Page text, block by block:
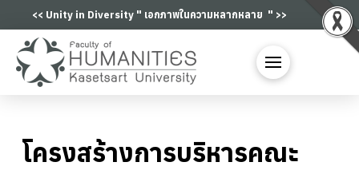
<< Unity in Diversity " เอกภาพในความหลากหลาย " >>
โครงสร้างการบริหารคณะ